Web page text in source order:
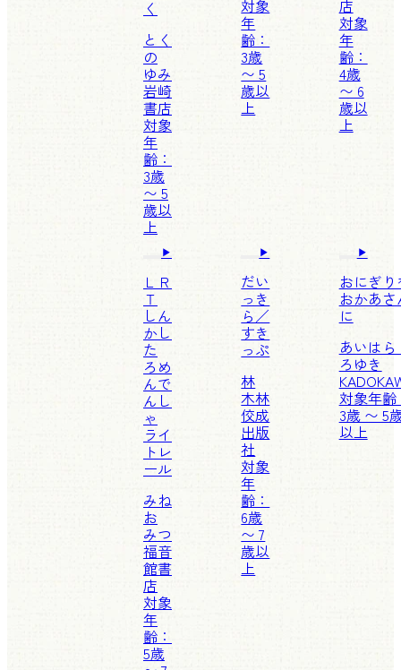
く
とく
の
ゆみ
岩崎
書店
対象
年
齢：
3歳
〜 5
歳以
上
対象
年
齢：
3歳
〜 5
歳以
上
店
対象
年
齢：
4歳
〜 6
歳以
上
ＬＲ
Ｔ
しん
かし
た
ろめ
んで
んし
ゃ
ライ
トレ
ール
みね
お
みつ
福音
館書
店
対象
年
齢：
5歳
だい
っき
ら／
すき
っぷ
林
木林
佼成
出版
社
対象
年
齢：
6歳
〜 7
歳以
上
おにぎり
おかあさ
に
あいはら
ろゆき
対象年齢
3歳 〜 5
以上